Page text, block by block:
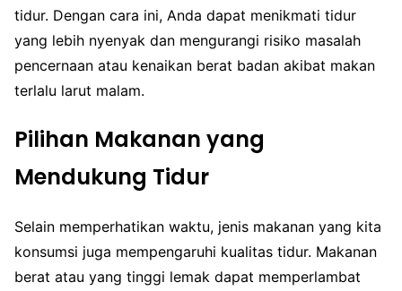
tidur. Dengan cara ini, Anda dapat menikmati tidur
yang lebih nyenyak dan mengurangi risiko masalah
pencernaan atau kenaikan berat badan akibat makan
terlalu larut malam.
Pilihan Makanan yang
Mendukung Tidur
Selain memperhatikan waktu, jenis makanan yang kita
konsumsi juga mempengaruhi kualitas tidur. Makanan
berat atau yang tinggi lemak dapat memperlambat